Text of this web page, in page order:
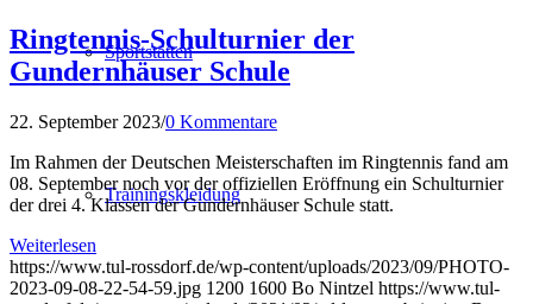
Sportstätten
Trainingskleidung
Ringtennis-Schulturnier der
Gundernhäuser Schule
22. September 2023/0 Kommentare
Im Rahmen der Deutschen Meisterschaften im Ringtennis fand am
08. September noch vor der offiziellen Eröffnung ein Schulturnier
der drei 4. Klassen der Gundernhäuser Schule statt.
Weiterlesen
https://www.tul-rossdorf.de/wp-content/uploads/2023/09/PHOTO-
2023-09-08-22-54-59.jpg 1200 1600 Bo Nintzel https://www.tul-